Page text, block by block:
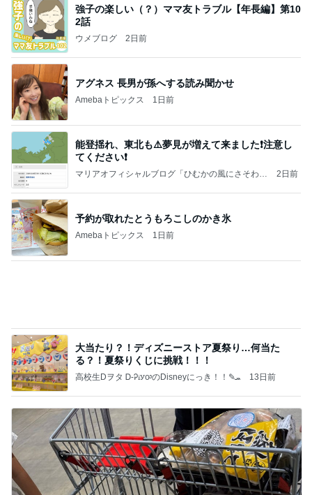
強子の楽しい（？）ママ友トラブル【年長編】第10
2話
ウメブログ 2日前
アグネス 長男が孫へする読み聞かせ
Amebaトピックス 1日前
能登揺れ、東北も⚠️夢見が増えて来ました❗️注意し
てください❗️
マリアオフィシャルブログ「ひむかの風にさそわれ
2日前
予約が取れたとうもろこしのかき氷
Amebaトピックス 1日前
大当たり？！ディズニーストア夏祭り…何当た
る？！夏祭りくじに挑戦！！！
高校生Dヲタ Ꭰ-ᎮꭵꭹꭴのDisneyにっき！！✎ܚ 13日前